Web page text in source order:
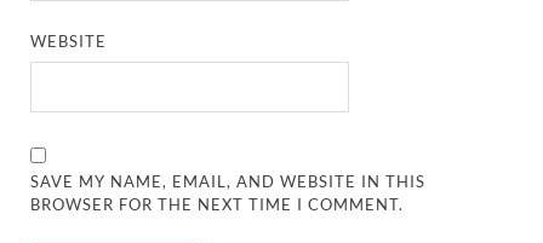
WEBSITE
SAVE MY NAME, EMAIL, AND WEBSITE IN THIS
BROWSER FOR THE NEXT TIME I COMMENT.